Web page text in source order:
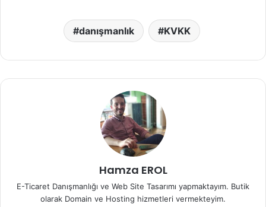
danışmanlık KVKK
Hamza EROL
E-Ticaret Danışmanlığı ve Web Site Tasarımı yapmaktayım. Butik
olarak Domain ve Hosting hizmetleri vermekteyim.